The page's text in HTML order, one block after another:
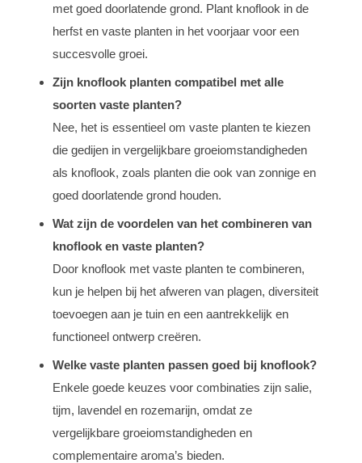
met goed doorlatende grond. Plant knoflook in de
herfst en vaste planten in het voorjaar voor een
succesvolle groei.
Zijn knoflook planten compatibel met alle
soorten vaste planten?
Nee, het is essentieel om vaste planten te kiezen
die gedijen in vergelijkbare groeiomstandigheden
als knoflook, zoals planten die ook van zonnige en
goed doorlatende grond houden.
Wat zijn de voordelen van het combineren van
knoflook en vaste planten?
Door knoflook met vaste planten te combineren,
kun je helpen bij het afweren van plagen, diversiteit
toevoegen aan je tuin en een aantrekkelijk en
functioneel ontwerp creëren.
Welke vaste planten passen goed bij knoflook?
Enkele goede keuzes voor combinaties zijn salie,
tijm, lavendel en rozemarijn, omdat ze
vergelijkbare groeiomstandigheden en
complementaire aroma’s bieden.